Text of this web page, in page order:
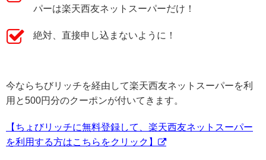
パーは楽天西友ネットスーパーだけ！
絶対、直接申し込まないように！
今ならちびリッチを経由して楽天西友ネットスーパーを利
用と500円分のクーポンが付いてきます。
【ちょびリッチに無料登録して、楽天西友ネットスーパー
を利用する方はこちらをクリック】